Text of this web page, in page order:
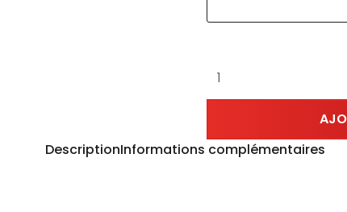
DescriptionInformations complémentaires